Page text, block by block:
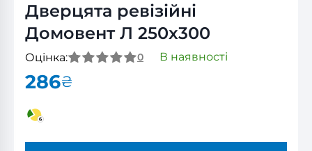
Дверцята ревізійні
Домовент Л 250x300
Оцінка: 0 В наявності
286₴